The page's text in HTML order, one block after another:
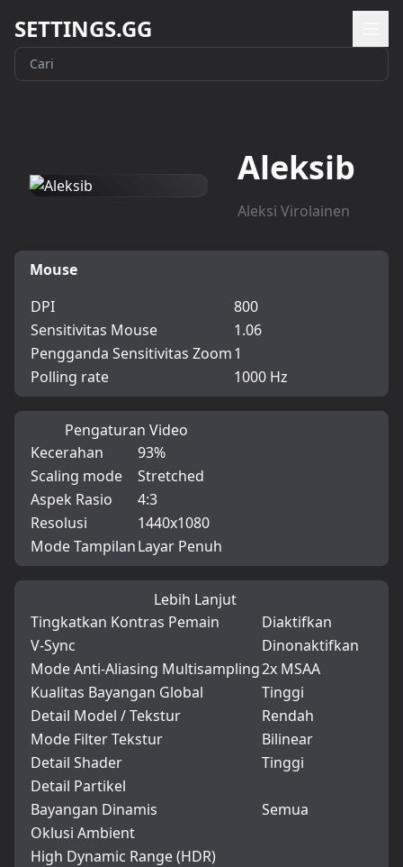
SETTINGS.GG
Aleksib
Aleksi Virolainen
Mouse
DPI
800
Sensitivitas Mouse
1.06
Pengganda Sensitivitas Zoom1
Polling rate
1000 Hz
Pengaturan Video
Kecerahan
93%
Scaling mode
Stretched
Aspek Rasio
4:3
Resolusi
1440x1080
Mode TampilanLayar Penuh
Lebih Lanjut
Tingkatkan Kontras Pemain
Diaktifkan
V-Sync
Dinonaktifkan
Mode Anti-Aliasing Multisampling2x MSAA
Kualitas Bayangan Global
Tinggi
Detail Model / Tekstur
Rendah
Mode Filter Tekstur
Bilinear
Detail Shader
Tinggi
Detail Partikel
Bayangan Dinamis
Semua
Oklusi Ambient
High Dynamic Range (HDR)